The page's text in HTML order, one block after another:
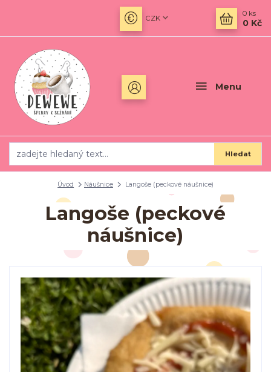
Menu
CZK
Hledat
0 ks
0 Kč
Úvod Náušnice Langoše (peckové náušnice)
Langoše (peckové
náušnice)